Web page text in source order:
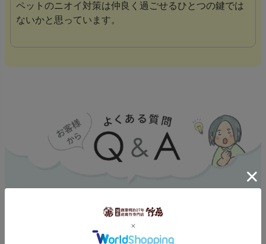
ペットのニオイ対策は仲良く過ごせるひとつの鍵では
ないかと思っています。
Q.どんな犬種、猫の種類、他のペットにも使えま